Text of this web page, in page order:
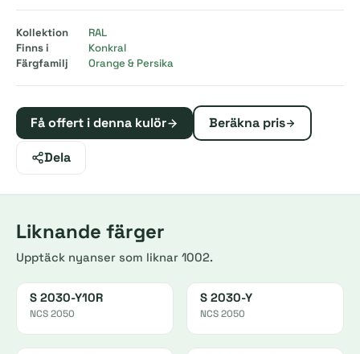
Kollektion
RAL
Finns i
Konkral
Färgfamilj
Orange & Persika
Få offert i denna kulör Beräkna pris
Dela
Liknande färger
Upptäck nyanser som liknar 1002.
S 2030-Y10R
NCS 2050
S 2030-Y
NCS 2050